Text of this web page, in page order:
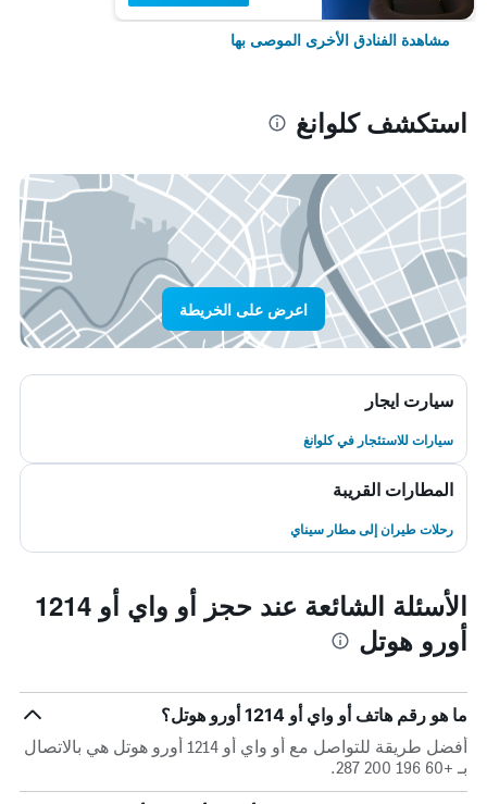
مشاهدة الفنادق الأخرى الموصى بها
استكشف كلوانغ
اعرض على الخريطة
سيارت ايجار
سيارات للاستئجار في كلوانغ
المطارات القريبة
رحلات طيران إلى مطار سيناي
الأسئلة الشائعة عند حجز أو واي أو 1214
أورو هوتل
ما هو رقم هاتف أو واي أو 1214 أورو هوتل؟
أفضل طريقة للتواصل مع أو واي أو 1214 أورو هوتل هي بالاتصال
بـ +60 196 200 287.